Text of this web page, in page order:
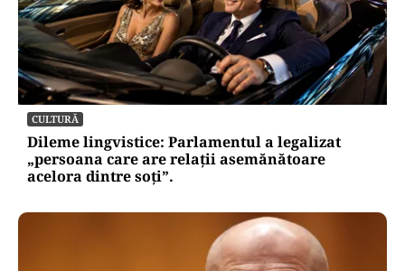
CULTURĂ
Dileme lingvistice: Parlamentul a legalizat
„persoana care are relații asemănătoare
acelora dintre soți”.